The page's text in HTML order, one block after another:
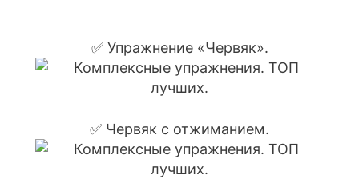
✅ Упражнение «Червяк».
✅ Червяк с отжиманием.